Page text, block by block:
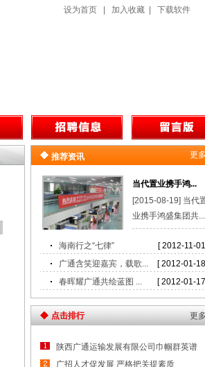
设为首页 加入收藏 下载软件
推荐资讯 更
当代置业携手鸿...
[2015-08-19] 当代
业携手鸿盛集团共...
海南行之“七律”
[ 2012-11-
广通含笑迎嘉宾，载歌...
[ 2012-01-
春晖耀广通共绘蓝图 ...
[ 2012-01-
点击排行 更
陕西广通运输发展有限公司巾帼群英谱
广招人才促发展 严格把关提素质